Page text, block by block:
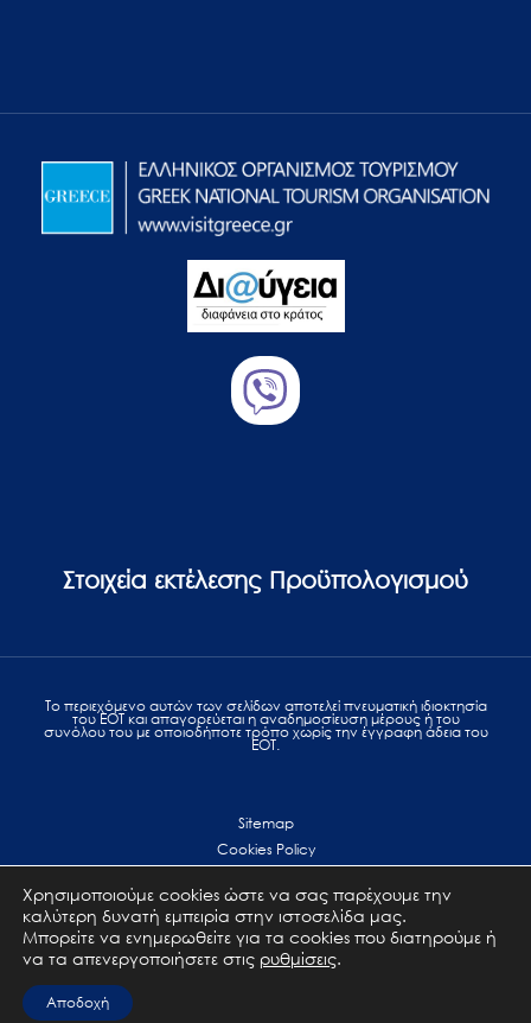
Στοιχεία εκτέλεσης Προϋπολογισμού
Το περιεχόμενο αυτών των σελίδων αποτελεί πvευματική ιδιοκτησία
του ΕΟΤ και απαγορεύεται η αναδημοσίευση μέρους ή του
συνόλου του με οποιοδήποτε τρόπο χωρίς την έγγραφη άδεια του
ΕΟΤ.
Sitemap
Cookies Policy
Terms of use
Επικοινωνία
Χρησιμοποιούμε cookies ώστε να σας παρέχουμε την
καλύτερη δυνατή εμπειρία στην ιστοσελίδα μας.
Μπορείτε να ενημερωθείτε για τα cookies που διατηρούμε ή
να τα απενεργοποιήσετε στις ρυθμίσεις.
Αποδοχή